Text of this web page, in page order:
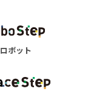
ロボット